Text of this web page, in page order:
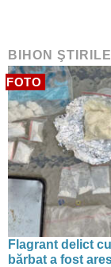
BIHON
FOTO
Flagrant delict
bărbat a fost